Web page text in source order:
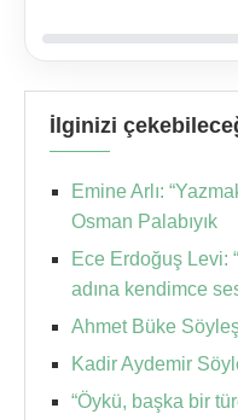
İlginizi
Emine Arlı:
Osman Palabıyık
Ece Erdoğuş Levi:
adına kendimce
Ahmet Büke
Kadir Aydemir
“Öykü, başka bir